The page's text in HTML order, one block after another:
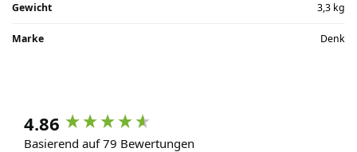
Gewicht 3,3 kg
Marke Denk
4.86
Basierend auf 79 Bewertungen